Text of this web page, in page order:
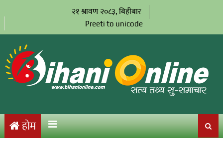
२१ श्रावण २०८३, बिहीबार
Preeti to unicode
होम